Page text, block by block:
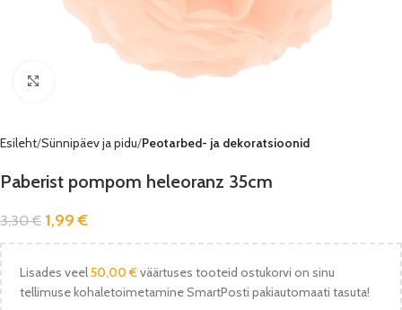
Esileht Sünnipäev ja pidu Peotarbed- ja dekoratsioonid
Paberist pompom heleoranz 35cm
3,30€ 1,99€
Lisades veel50,00 €väärtuses tooteid ostukorvi on sinu
tellimuse kohaletoimetamine SmartPosti pakiautomaati tasuta!